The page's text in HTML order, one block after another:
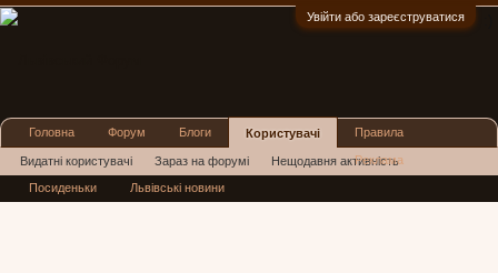
Увійти або зареєструватися
Головна Форум Блоги Користувачі
Видатні користувачі Зараз на форумі Нещодавня активність
Нові повідомлення профілю
Правила
Реклама
Посиденьки Львівські новини